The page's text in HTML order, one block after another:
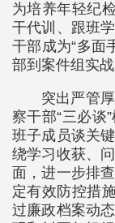
为培养年轻纪
干代训、跟班
干部成为“多面
部到案件组实战
突出严管
察干部“三必谈
班子成员谈关
绕学习收获、
面，进一步排
定有效防控措
过廉政档案动